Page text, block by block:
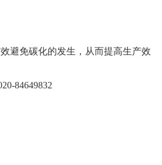
避免碳化的发生，从而提高生产效
84649832